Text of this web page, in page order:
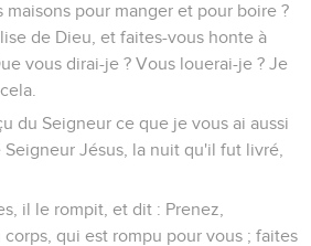
maisons pour manger et pour boire ?
de Dieu, et faites-vous honte à
vous dirai-je ? Vous louerai-je ? Je
du Seigneur ce que je vous ai aussi
Jésus, la nuit qu'il fut livré,
il le rompit, et dit : Prenez,
qui est rompu pour vous ; faites